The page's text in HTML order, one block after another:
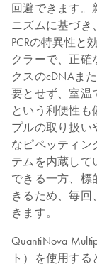
回避できます。
ニズムに基づき
PCRの特異性と
クラーで、正確
クスのcDNAま
要とせず、室温
という利便性も
プルの取り扱い
なピペッティン
テムを内蔵して
できる一方、標
きるため、毎回
きます。
QuantiNova
ト）を使用する